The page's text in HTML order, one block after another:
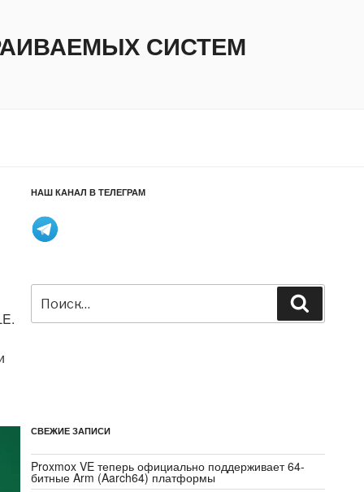
СИСТЕМ
НАШ КАНАЛ В ТЕЛЕГРАМ
Искать:
СВЕЖИЕ ЗАПИСИ
Proxmox VE теперь официально поддерживает 64-
битные Arm (Aarch64) платформы